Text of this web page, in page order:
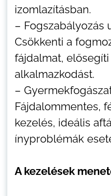
izomlazításban.
– Fogszabályozás
Csökkenti a
fájdalmat, elősegíti
alkalmazkodást.
–
Fájdalommentes,
kezelés, ideális
ínyproblémák
A kezelések